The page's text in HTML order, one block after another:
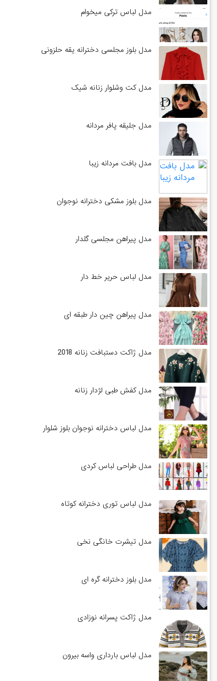
مدل لباس ترکی میخوام
مدل بلوز مجلسی دخترانه یقه حلزونی
مدل کت وشلوار زنانه شیک
مدل جلیقه پافر مردانه
مدل بافت مردانه زیبا
مدل بلوز مشکی دخترانه نوجوان
مدل پیراهن مجلسی گلدار
مدل لباس حریر خط دار
مدل پیراهن چین دار طبقه ای
مدل ژاکت دستبافت زنانه 2018
مدل کفش طبی لژدار زنانه
مدل لباس دخترانه نوجوان بلوز شلوار
مدل طراحی لباس کردی
مدل لباس توری دخترانه کوتاه
مدل تیشرت خانگی نخی
مدل بلوز دخترانه گره ای
مدل ژاکت پسرانه نوزادی
مدل لباس بارداری واسه بیرون